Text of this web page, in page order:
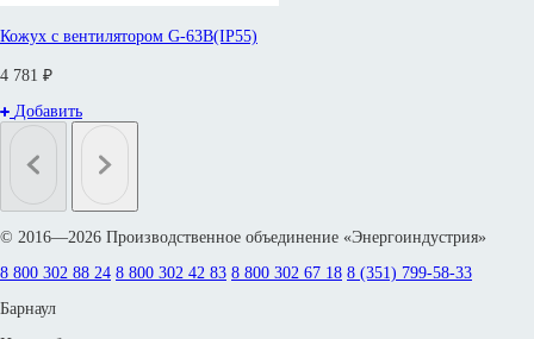
Кожух с вентилятором G-63B(IP55)
4 781 ₽
Добавить
© 2016—2026 Производственное объединение «Энергоиндустрия»
8 800 302 88 24 8 800 302 42 83 8 800 302 67 18 8 (351) 799-58-33
Барнаул